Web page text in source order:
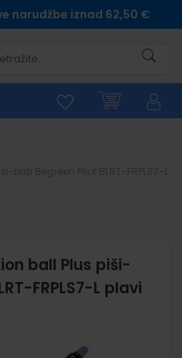
narudžbe iznad 62,50 €
ball Plus piši-
FRPLS7-L plavi